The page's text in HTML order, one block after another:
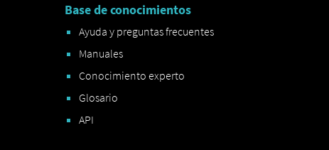
Base de conocimientos
Ayuda y preguntas frecuentes
Manuales
Conocimiento experto
Glosario
API